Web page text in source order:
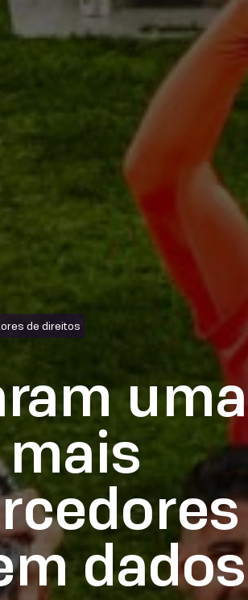
de direitos
uma
dados